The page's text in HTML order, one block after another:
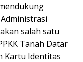
salah satu
Tanah Datar
Kartu Identitas